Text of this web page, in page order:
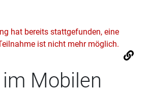
hat bereits stattgefunden, eine
ist nicht mehr möglich.
Mobilen